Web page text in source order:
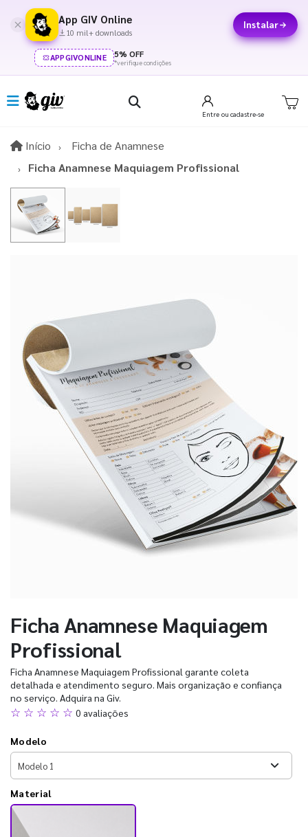
App GIV Online
10 mil+ downloads
Instalar
APPGIVONLINE 5% OFF
*verifique condições
Entre ou cadastre-se
Início InícioFicha de Anamnese
Ficha Anamnese Maquiagem Profissional
Ficha Anamnese Maquiagem
Profissional
Ficha Anamnese Maquiagem Profissional garante coleta
detalhada e atendimento seguro. Mais organização e confiança
no serviço. Adquira na Giv.
☆ ☆ ☆ ☆ ☆ 0 avaliações
Modelo
Material